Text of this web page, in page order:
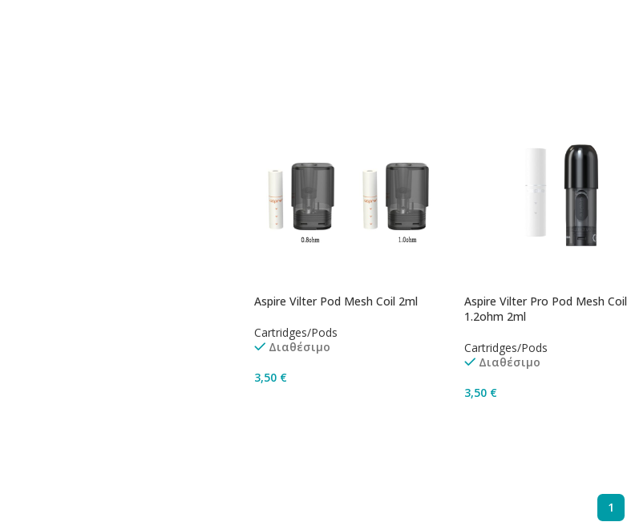
Aspire Vilter Pod Mesh Coil 2ml
Cartridges/Pods
Διαθέσιμο
3,50 €
Aspire Vilter Pro Pod Mesh Coil
1.2ohm 2ml
Cartridges/Pods
Διαθέσιμο
3,50 €
1